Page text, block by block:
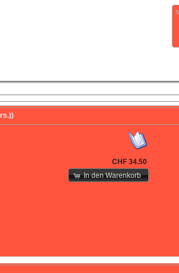
CHF 34.50
In den Warenkorb